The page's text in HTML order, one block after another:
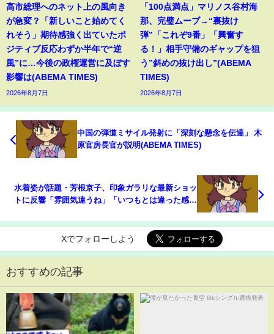
高市総理へのネット上の風向き
が急変？「新しいこと始めてく
れそう」期待感強く出ていたポ
ジティブ反応わずか半年で“逆
風”に…今後の政権運営に及ぼす
影響は(ABEMA TIMES)
2026年8月7日
「100点満点」マリノス谷村海
那、完璧ムーブ→“裏抜け
弾”「これぞ9番」「興奮す
る！」相手守備のギャップを狙
う”斜めの抜け出し”(ABEMA
TIMES)
2026年8月7日
中国の弾道ミサイル発射に「深刻な懸念を伝達」 木
原官房長官が説明(ABEMA TIMES)
水着姿が話題・芳根京子、印象ガラリな最新ショッ
トに反響「雰囲気違うね」「いつもとは違った感じ
Xでフォローしよう
おすすめの記事